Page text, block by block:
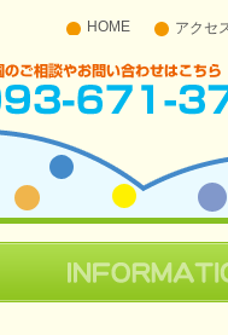
HOME アクセ
ご相談やお問い合わせはこちら